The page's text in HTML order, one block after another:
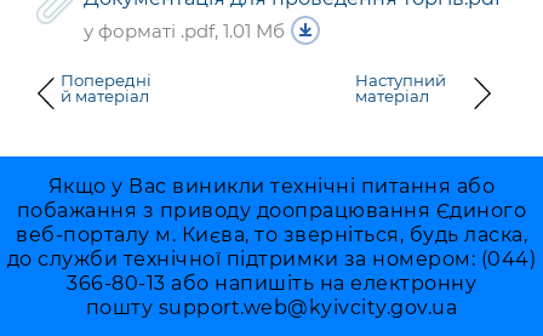
у форматі .pdf, 1.01 Мб
Попередні
й матеріал
Наступний
матеріал
Якщо у Вас виникли технічні питання або
побажання з приводу доопрацювання Єдиного
веб-порталу м. Києва, то зверніться, будь ласка,
до служби технічної підтримки за номером: (044)
366-80-13 або напишіть на електронну
пошту support.web@kyivcity.gov.ua